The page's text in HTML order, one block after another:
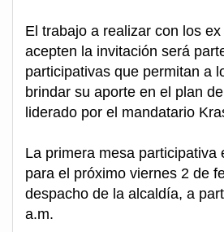
El trabajo a realizar con los
acepten la invitación será
participativas que permitan a
brindar su aporte en el plan
liderado por el mandatario
La primera mesa participativa
para el próximo viernes 2 de
despacho de la alcaldía, a
a.m.